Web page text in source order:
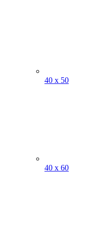
40 x 50
40 x 60